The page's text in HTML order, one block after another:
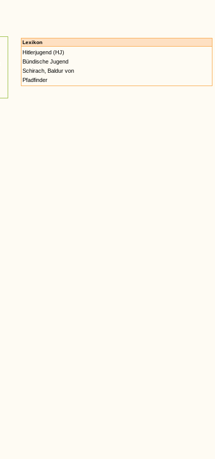
Lexikon
Hitlerjugend (HJ)
Bündische Jugend
Schirach, Baldur von
Pfadfinder